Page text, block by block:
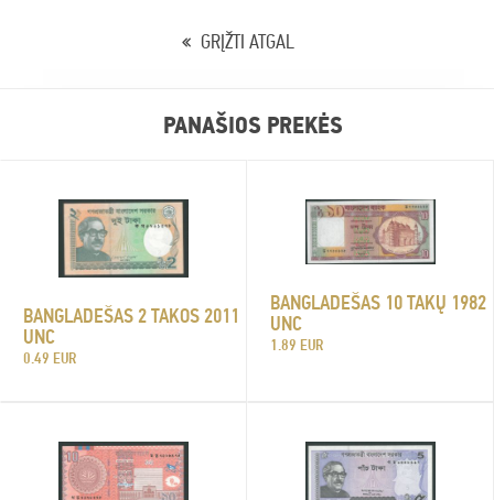
GRĮŽTI ATGAL
PANAŠIOS PREKĖS
BANGLADEŠAS 2 TAKOS 2011
UNC
0.49 EUR
BANGLADEŠAS 10 TAKŲ 1982
UNC
1.89 EUR